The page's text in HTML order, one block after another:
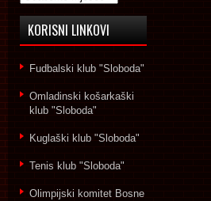
KORISNI LINKOVI
Fudbalski klub "Sloboda"
Omladinski košarkaški
klub "Sloboda"
Kuglaški klub "Sloboda"
Tenis klub "Sloboda"
Olimpijski komitet Bosne